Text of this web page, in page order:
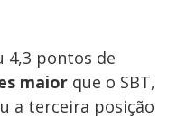
4,3 pontos de
maior que o SBT,
a terceira posição